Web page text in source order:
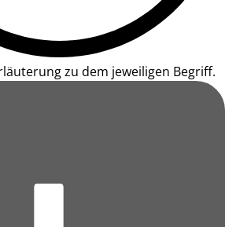
zu dem jeweiligen Begriff.